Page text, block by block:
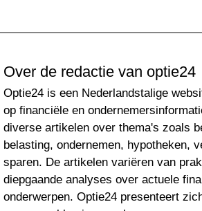
Over de redactie van optie24
Optie24 is een Nederlandstalige
op financiële en
diverse artikelen over thema's zoals
belasting, ondernemen, hypotheken,
sparen. De artikelen variëren van
diepgaande analyses over actuele
onderwerpen. Optie24 presenteert